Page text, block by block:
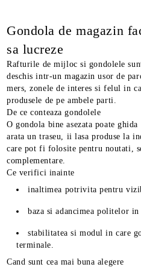
Gondola de magazin
sa lucreze
Rafturile de mijloc si gondolele
deschis intr-un magazin usor de
mers, zonele de interes si felul in
produsele de pe ambele parti.
De ce conteaza gondolele
O gondola bine asezata poate
arata un traseu, ii lasa produse la
care pot fi folosite pentru noutati,
complementare.
Ce verifici inainte
inaltimea potrivita pentru
baza si adancimea politelor
stabilitatea si modul in care
terminale.
Cand sunt cea mai buna alegere